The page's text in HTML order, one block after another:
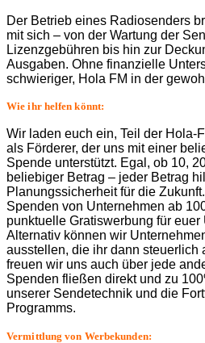
Der Betrieb eines Radiosenders
mit sich – von der Wartung der
Lizenzgebühren bis hin zur
Ausgaben. Ohne finanzielle
schwieriger, Hola FM in der
Wie ihr helfen könnt:
Wir laden euch ein, Teil der Hola-
als Förderer, der uns mit einer
Spende unterstützt. Egal, ob 10,
beliebiger Betrag – jeder Betrag
Planungssicherheit für die
Spenden von Unternehmen ab
punktuelle Gratiswerbung für euer
Alternativ können wir
ausstellen, die ihr dann steuerlich
freuen wir uns auch über jede
Spenden fließen direkt und zu
unserer Sendetechnik und die
Programms.
Vermittlung von Werbekunden: